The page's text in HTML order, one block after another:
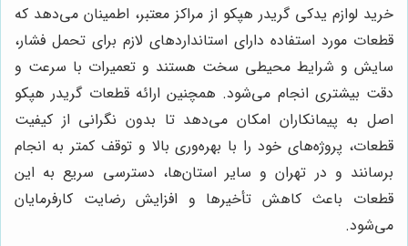
خرید لوازم يدكى گريدر هپكو از مراکز معتبر، اطمینان می‌دهد که
قطعات مورد استفاده دارای استانداردهای لازم برای تحمل فشار،
سایش و شرایط محیطی سخت هستند و تعمیرات با سرعت و
دقت بیشتری انجام می‌شود. همچنین ارائه قطعات گريدر هپكو
اصل به پیمانکاران امکان می‌دهد تا بدون نگرانی از کیفیت
قطعات، پروژه‌های خود را با بهره‌وری بالا و توقف کمتر به انجام
برسانند و در تهران و سایر استان‌ها، دسترسی سریع به این
قطعات باعث کاهش تأخیرها و افزایش رضایت کارفرمایان
می‌شود.